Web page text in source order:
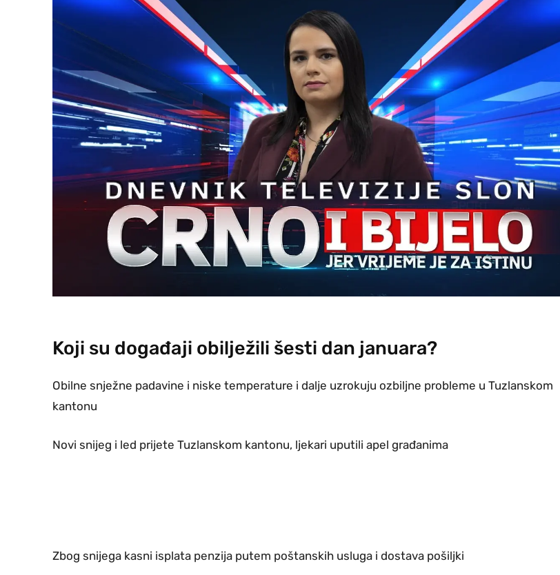
Koji su događaji obilježili šesti dan januara?
Obilne snježne padavine i niske temperature i dalje uzrokuju ozbiljne probleme u Tuzlanskom
kantonu
Novi snijeg i led prijete Tuzlanskom kantonu, ljekari uputili apel građanima
Zbog snijega kasni isplata penzija putem poštanskih usluga i dostava pošiljki